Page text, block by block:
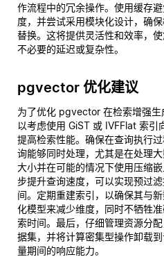
作流程中的冗余操作。使用缓存
度，并尝试采用模块化设计，确
替换。这将提供灵活性和效率，
不必要的延迟或复杂性。
pgvector 优化建议
为了优化 pgvector 在检索增强生
以考虑使用 GiST 或 IVFFlat 索引
提高检索性能。确保在查询执行
询能够同时处理，尤其是在处理
大小并在可能的情况下使用压缩
步提升查询速度，可以实现预过
间。定期重建索引，以确保其与
化模型来减少维度，同时不牺牲
索时间。最后，仔细管理资源分
据集，并将计算密集型操作卸载
量期间的响应能力。